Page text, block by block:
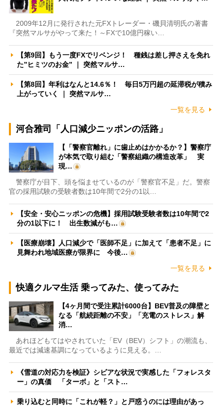
2009年12月に発行された元FXトレーダー・磯貝清明氏の著書
『突然マルサがやって来た！～FXで10億円稼い…
【第9回】もう一度FXでリベンジ！ 種銭は差し押さえを免れ
た”ヒミツのお金” ｜ 突然マルサ…
【第8回】年利はなんと14.6％！ 毎日5万円超の延滞税が積み
上がっていく ｜ 突然マルサ…
一覧を見る
河合雅司「人口減少ニッポンの活路」
【「警察官離れ」に歯止めはかかるか？】警察庁
が本気で取り組む「警察組織の構造改革」 実
現…
警察庁が目下、頭を悩ませているのが「警察官不足」だ。警察
官の採用試験の受験者数は10年間で2分の1以…
【安全・安心ニッポンの危機】採用試験受験者数は10年間で2
分の1以下に！ 出生数減がも…
【医療崩壊】人口減少で「医師不足」に加えて「患者不足」に
見舞われ地域医療が限界に 今後…
一覧を見る
快適クルマ生活 乗ってみた、使ってみた
【4ヶ月間で受注累計6000台】BEV普及の障壁と
なる「航続距離の不安」「充電のストレス」解
消…
あれほどもてはやされていた「EV（BEV）シフト」の潮流も、
最近では減速基調になっているように見える。…
《雪道の対応力を検証》シビアな状況で実感した「フォレスタ
ー」の真価 「ターボ」と「スト…
乗り込むと同時に「これが軽？」と戸惑うのには理由があっ